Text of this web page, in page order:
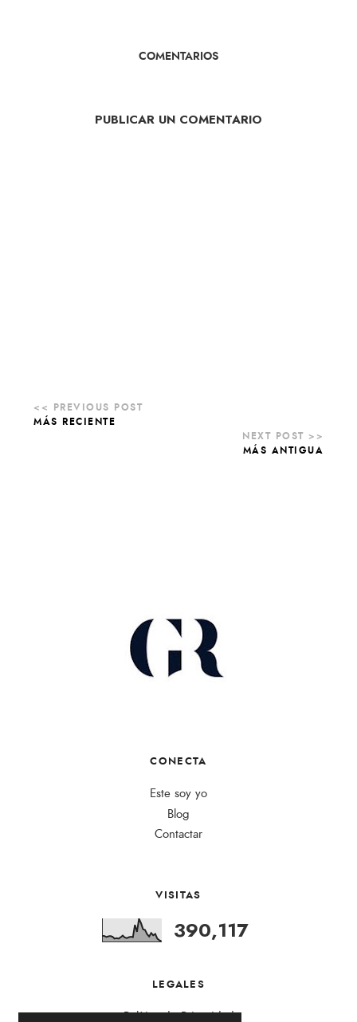
COMENTARIOS
PUBLICAR UN COMENTARIO
MÁS RECIENTE
MÁS ANTIGUA
CONECTA
Este soy yo
Blog
Contactar
VISITAS
390,117
LEGALES
Política de Privacidad